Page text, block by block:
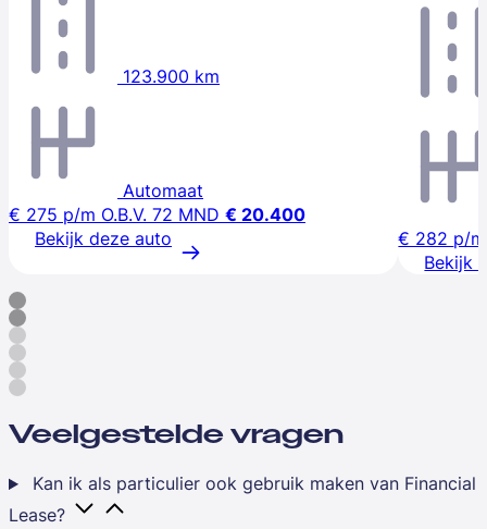
123.900 km
Automaat
€ 275 p/m O.B.V. 72 MND € 20.400
Bekijk deze auto
€ 282 p/m
Bekijk
Veelgestelde vragen
Kan ik als particulier ook gebruik maken van Financial
Lease?